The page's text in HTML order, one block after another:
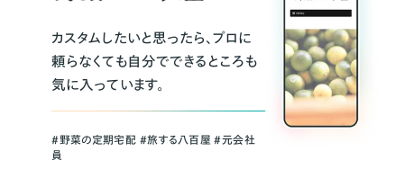
カスタムしたいと思ったら、プロに
頼らなくても自分でできるところも
気に入っています。
＃野菜の定期宅配 ＃旅する八百屋 ＃元会社
員